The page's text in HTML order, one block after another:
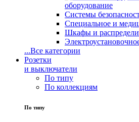
оборудование
Системы
Специальное и
Шкафы и
...Все категории
Розетки
и выключатели
По типу
По коллекциям
По типу